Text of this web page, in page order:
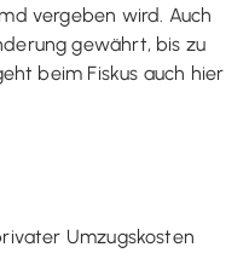
vergeben wird. Auch
gewährt, bis zu
beim Fiskus auch hier
Umzugskosten